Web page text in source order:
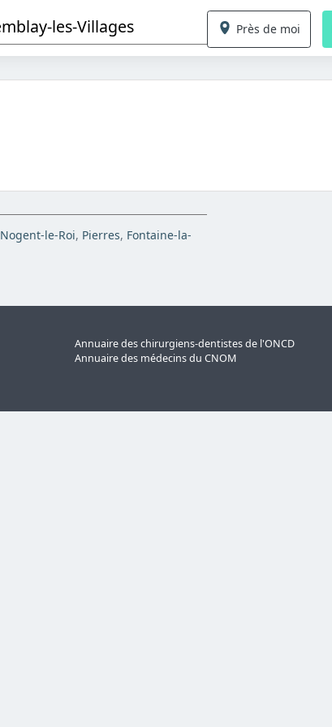
Près de moi
Nogent-le-Roi, Pierres, Fontaine-la-
Annuaire des chirurgiens-dentistes de l'ONCD
Annuaire des médecins du CNOM